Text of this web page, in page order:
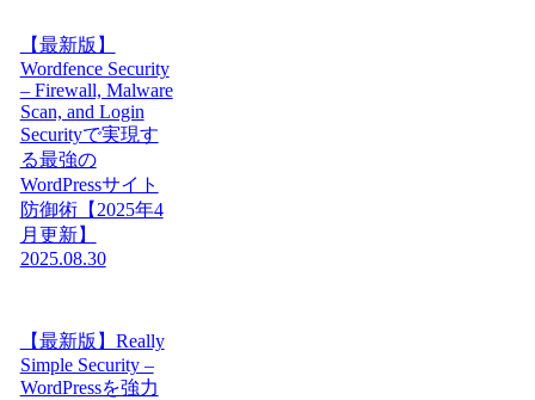
【最新版】
Wordfence Security
– Firewall, Malware
Scan, and Login
Securityで実現す
る最強の
WordPressサイト
防御術【2025年4
月更新】
2025.08.30
【最新版】Really
Simple Security –
WordPressを強力